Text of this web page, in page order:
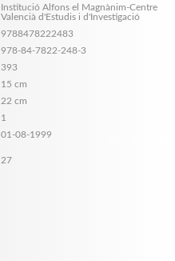
Institució Alfons el Magnànim-Centre
Valencià d'Estudis i d'Investigació
9788478222483
978-84-7822-248-3
393
15 cm
22 cm
1
01-08-1999
27